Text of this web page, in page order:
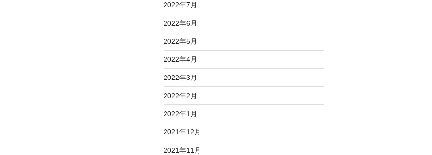
2022年7月
2022年6月
2022年5月
2022年4月
2022年3月
2022年2月
2022年1月
2021年12月
2021年11月